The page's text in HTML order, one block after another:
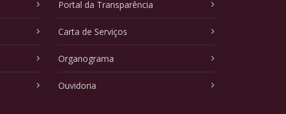
Portal da Transparência
Carta de Serviços
Organograma
Ouvidoria